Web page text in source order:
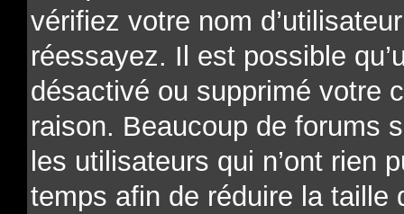
vérifiez votre nom
réessayez. Il est possible
désactivé ou supprimé votre
raison. Beaucoup de forums
les utilisateurs qui n’ont rien
temps afin de réduire la taille